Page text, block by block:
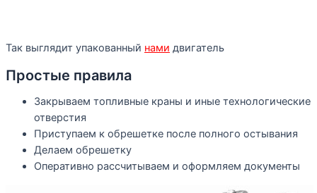
Так выглядит упакованный нами двигатель
Простые правила
Закрываем топливные краны и иные технологические
отверстия
Приступаем к обрешетке после полного остывания
Делаем обрешетку
Оперативно рассчитываем и оформляем документы